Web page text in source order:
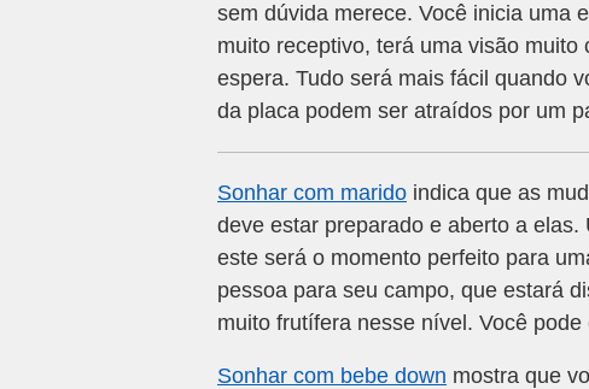
sem dúvida merece. Você inicia uma
muito receptivo, terá uma visão
espera. Tudo será mais fácil quando
da placa podem ser atraídos por um
Sonhar com marido indica que as
deve estar preparado e aberto a
este será o momento perfeito para
pessoa para seu campo, que estará
muito frutífera nesse nível. Você
Sonhar com bebe down mostra que